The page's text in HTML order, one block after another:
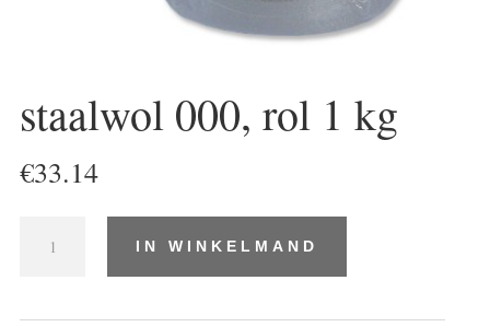
staalwol 000, rol 1 kg
€33.14
IN WINKELMAND